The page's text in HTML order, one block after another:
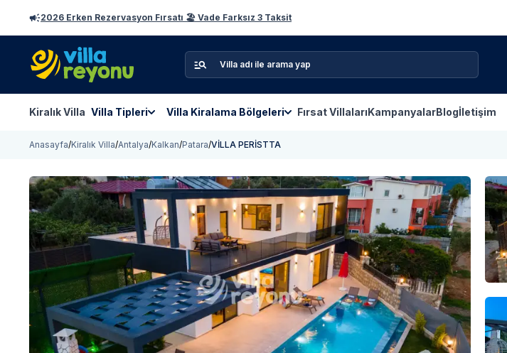
2026 Erken Rezervasyon Fırsatı 🏖️ Vade Farksız 3 Taksit
Kiralık Villa Villa Tipleri Villa Kiralama Bölgeleri Fırsat VillalarıKampanyalarBlogİletişim
Anasayfa/Kiralık Villa/Antalya/Kalkan/Patara/VİLLA PERİSTTA